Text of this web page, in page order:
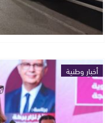
أخبار وطنية